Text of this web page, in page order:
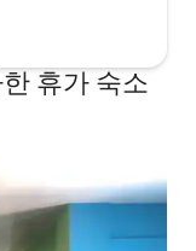
휴가 숙소